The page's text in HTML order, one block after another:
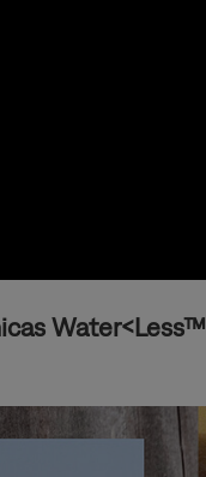
Water<Less™